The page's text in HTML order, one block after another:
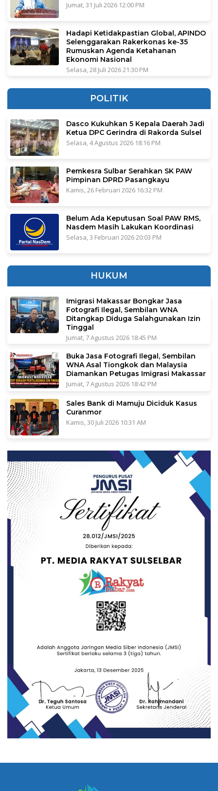
Jumat, 31 Juli 2026 12:00 PM
Hadapi Ketidakpastian Global, APINDO
Selenggarakan Rakerkonas ke-35
Rumuskan Agenda Ketahanan
Ekonomi Nasional
Selasa, 28 Juli 2026 21:30 PM
POLITIK
Dasco Kukuhkan 5 Kepala Daerah Jadi
Ketua DPC Gerindra di Rakorda Sulsel
Selasa, 4 Agustus 2026 18:16 PM
Pemkesra Sulbar Serahkan SK PAW
Pimpinan DPRD Pasangkayu
Kamis, 26 Februari 2026 16:32 PM
Belum Ada Keputusan Soal PAW RMS,
Nasdem Masih Lakukan Koordinasi
Selasa, 3 Februari 2026 20:03 PM
HUKUM
Imigrasi Makassar Bongkar Jasa
Fotografi Ilegal, Sembilan WNA
Ditangkap Diduga Salahgunakan Izin
Tinggal
Jumat, 7 Agustus 2026 18:45 PM
Buka Jasa Fotografi Ilegal, Sembilan
WNA Asal Tiongkok dan Malaysia
Diamankan Petugas Imigrasi Makassar
Jumat, 7 Agustus 2026 18:42 PM
Sales Bank di Mamuju Diciduk Kasus
Curanmor
Kamis, 30 Juli 2026 10:31 AM